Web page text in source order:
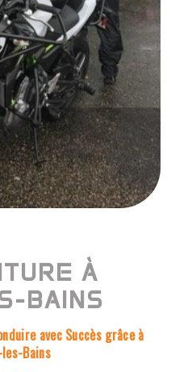
À
BAINS
avec Succès grâce à
Bains